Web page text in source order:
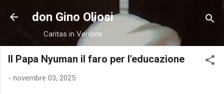
Passa ai contenuti principali
don Gino Oliosi
Caritas in Veritate
Il Papa Nyuman il faro per l'educazione
- novembre 03, 2025